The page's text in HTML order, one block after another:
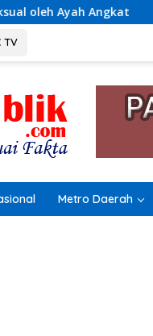
Terungkap!
TV
Metro Daerah